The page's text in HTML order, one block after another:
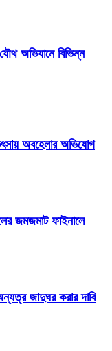
অভিযানে বিভিন্ন
অবহেলার অভিযোগ
জমজমাট ফাইনালে
জাদুঘর করার দাবি